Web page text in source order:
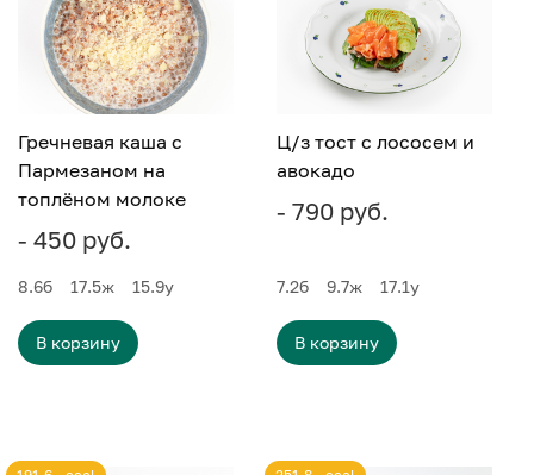
Гречневая каша с
Пармезаном на
топлёном молоке
- 450 руб.
8.6б 17.5ж 15.9у
В корзину
Ц/з тост с лососем и
авокадо
- 790 руб.
7.2б 9.7ж 17.1у
В корзину